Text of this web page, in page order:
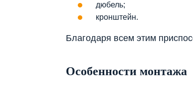
дюбель;
кронштейн.
Благодаря всем этим
Особенности монтажа